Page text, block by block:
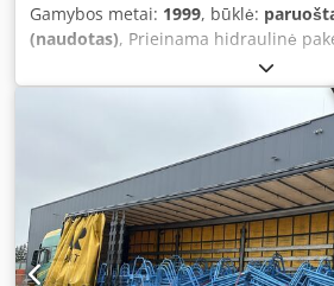
Gamybos metai: 1999, būklė:
(naudotas), Prieinama hidraulinė
„Schmidler“ su tvirtinimo įrenginiu,
apdirbimo pramonei. Mašinos
12000 mm / 2550 mm / 3400 mm.
dokumentacija. Galima apžiūrėti